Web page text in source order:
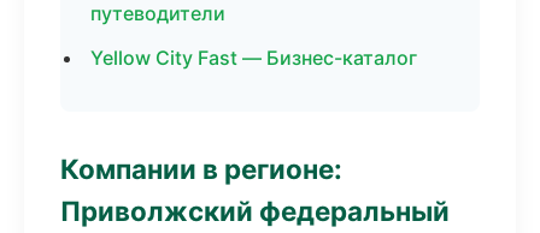
путеводители
Yellow City Fast — Бизнес-каталог
Компании в регионе:
Приволжский федеральный